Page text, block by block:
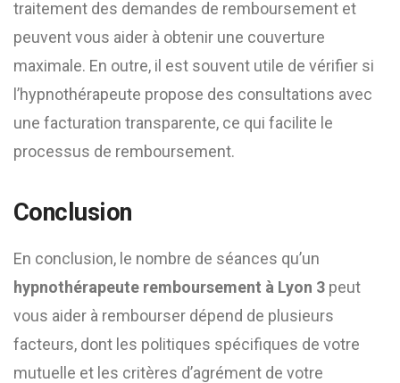
traitement des demandes de remboursement et
peuvent vous aider à obtenir une couverture
maximale. En outre, il est souvent utile de vérifier si
l’hypnothérapeute propose des consultations avec
une facturation transparente, ce qui facilite le
processus de remboursement.
Conclusion
En conclusion, le nombre de séances qu’un
hypnothérapeute remboursement à Lyon 3 peut
vous aider à rembourser dépend de plusieurs
facteurs, dont les politiques spécifiques de votre
mutuelle et les critères d’agrément de votre